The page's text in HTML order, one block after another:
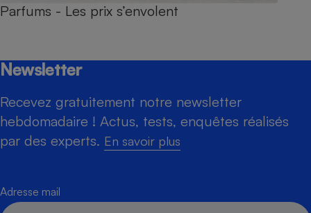
Parfums - Les prix s’envolent
Newsletter
Recevez gratuitement notre newsletter
hebdomadaire ! Actus, tests, enquêtes réalisés
par des experts. En savoir plus
Adresse mail